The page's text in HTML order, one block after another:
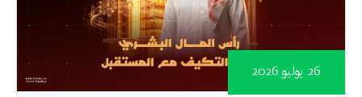
26 يوليو 2026